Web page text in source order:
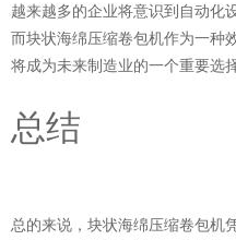
越来越多的企业将意识到自动化
而块状海绵压缩卷包机作为一种
将成为未来制造业的一个重要选择
总结
总的来说，块状海绵压缩卷包机